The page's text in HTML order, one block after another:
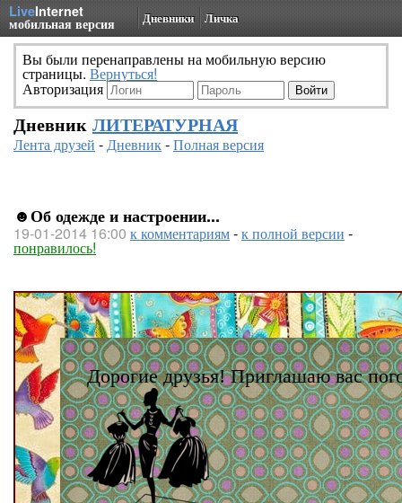
LiveInternet
мобильная версия Дневники Личка
Вы были перенаправлены на мобильную версию
страницы. Вернуться!
Авторизация
Дневник ЛИТЕРАТУРНАЯ
Лента друзей -Дневник-Полная версия
☻Об одежде и настроении...
19-01-2014 16:00 к комментариям-к полной версии -
понравилось!
Дорогие друзья! Приглашаю вас